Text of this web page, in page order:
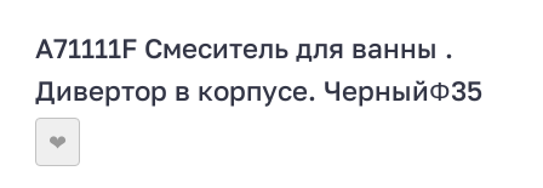
A71111F Смеситель для ванны .
Дивертор в корпусе. ЧерныйΦ35
❤